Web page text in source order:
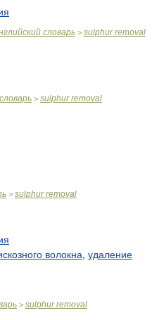
словарь > sulphur removal
> sulphur removal
> sulphur removal
волокна удаление
> sulphur removal